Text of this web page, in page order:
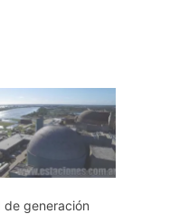
de generación